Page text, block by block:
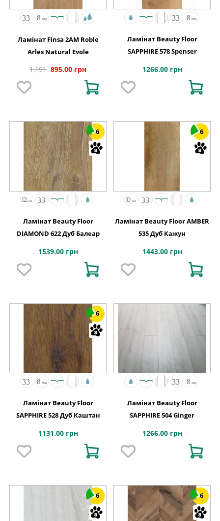
Ламінат Finsa 2AM Roble
Arles Natural Evole
1,191 895.00 грн
Ламінат Beauty Floor
SAPPHIRE 578 Spenser
1266.00 грн
6
Ламінат Beauty Floor
DIAMOND 622 Дуб Балеар
1539.00 грн
6
Ламінат Beauty Floor AMBER
535 Дуб Кажун
1443.00 грн
6
Ламінат Beauty Floor
SAPPHIRE 528 Дуб Каштан
1131.00 грн
Ламінат Beauty Floor
SAPPHIRE 504 Ginger
1266.00 грн
6 6